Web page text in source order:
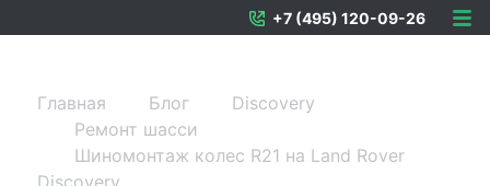
+7 (495) 120-09-26
Главная Блог
Discovery
Ремонт шасси
Шиномонтаж колес R21 на Land Rover
Discovery